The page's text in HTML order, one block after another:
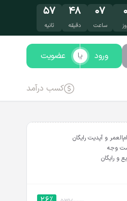
۰ ۰۷
ساعت
۴۸
دقیقه
۵۶
ثانیه
ورود عضویت یا
کسب درآمد
و آپدیت رایگان
وجه
و رایگان